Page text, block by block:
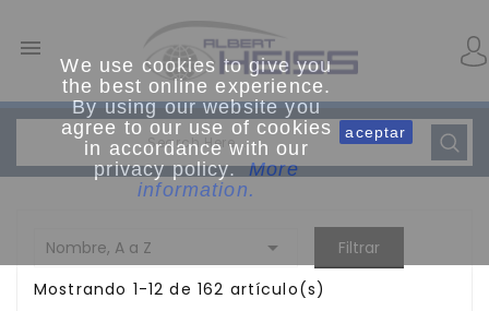
We use cookies to give you
the best online experience.
By using our website you
agree to our use of cookies
in accordance with our
privacy policy.More
information.
aceptar

Nombre, A a Z 
Filtrar
Mostrando 1-12 de 162 artículo(s)